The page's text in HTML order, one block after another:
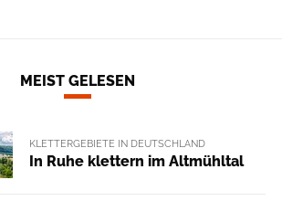
MEIST GELESEN
KLETTERGEBIETE IN DEUTSCHLAND
In Ruhe klettern im Altmühltal